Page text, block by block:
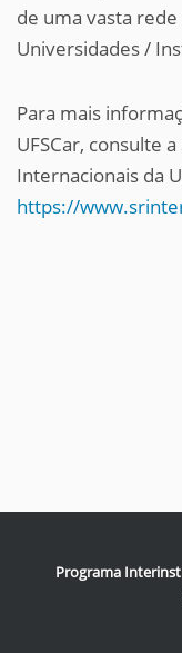
de uma vasta
Universidades /
Para mais
UFSCar, consulte
Internacionais da
https://
Programa